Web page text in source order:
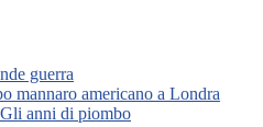
guerra
mannaro americano a Londra
anni di piombo